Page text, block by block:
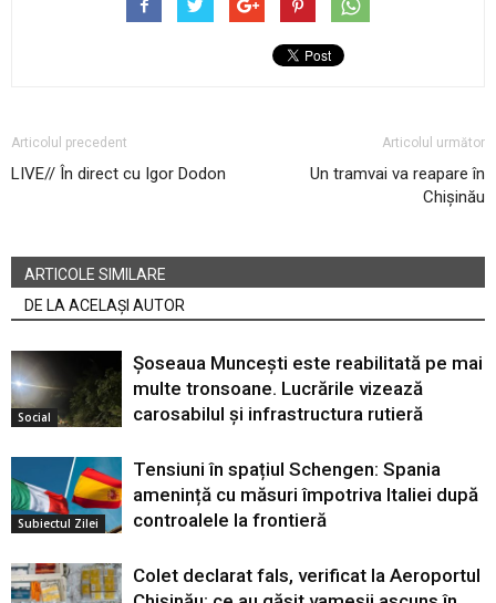
Articolul precedent
LIVE// În direct cu Igor Dodon
Articolul următor
Un tramvai va reapare în
Chișinău
ARTICOLE SIMILARE
DE LA ACELAȘI AUTOR
Social
Șoseaua Muncești este reabilitată pe mai
multe tronsoane. Lucrările vizează
carosabilul și infrastructura rutieră
Subiectul Zilei
Tensiuni în spațiul Schengen: Spania
amenință cu măsuri împotriva Italiei după
controalele la frontieră
Colet declarat fals, verificat la Aeroportul